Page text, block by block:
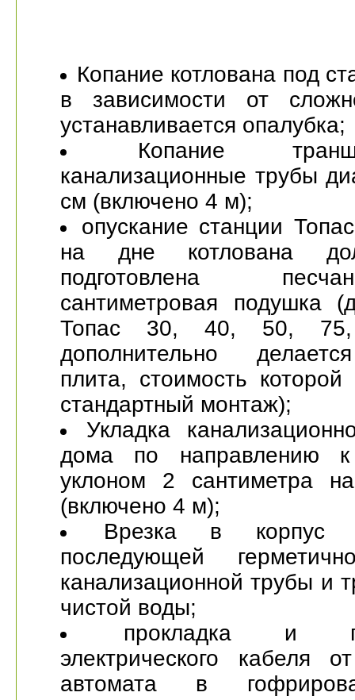
Копание котлована под
в зависимости от
устанавливается опалубка;
Копание
канализационные трубы
см (включено 4 м);
опускание станции
на дне котлована
подготовлена
сантиметровая подушка
Топас 30, 40, 50,
дополнительно
плита, стоимость
стандартный монтаж);
Укладка
дома по направлению
уклоном 2 сантиметра
(включено 4 м);
Врезка в корпус
последующей
канализационной трубы и
чистой воды;
прокладка и
электрического кабеля
автомата в